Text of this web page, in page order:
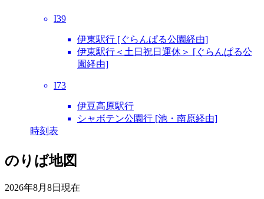
I39
伊東駅行 [ぐらんぱる公園経由]
伊東駅行＜土日祝日運休＞ [ぐらんぱる公
園経由]
I73
伊豆高原駅行
シャボテン公園行 [池・南原経由]
時刻表
のりば地図
2026年8月8日 現在